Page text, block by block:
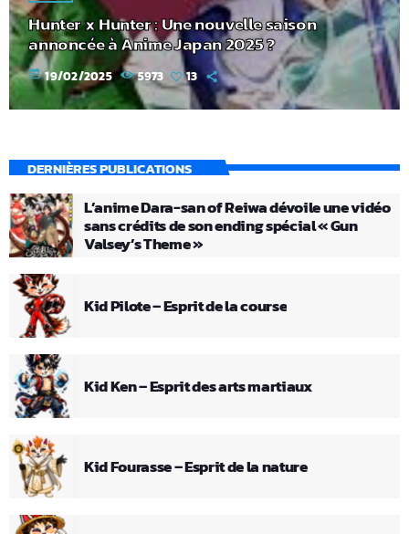
Hunter x Hunter : Une nouvelle saison
annoncée à Anime Japan 2025 ?
today 19/02/2025 5973 13
DERNIÈRES PUBLICATIONS
L’anime Dara-san of Reiwa dévoile une vidéo
sans crédits de son ending spécial « Gun
Valsey’s Theme »
Kid Pilote – Esprit de la course
Kid Ken – Esprit des arts martiaux
Kid Fourasse – Esprit de la nature